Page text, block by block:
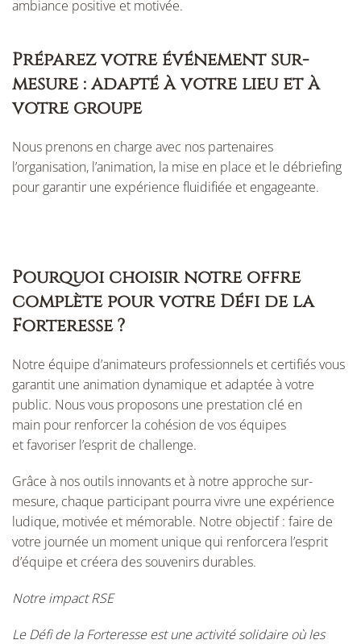
ambiance positive et motivée.
Préparez votre événement sur-
mesure : adapté à votre lieu et à
votre groupe
Nous prenons en charge avec nos partenaires
l’organisation, l’animation, la mise en place et le débriefing
pour garantir une expérience fluidifiée et engageante.
Pourquoi choisir notre offre
complète pour votre Défi de la
Forteresse ?
Notre équipe d’animateurs professionnels et certifiés vous
garantit une animation dynamique et adaptée à votre
public. Nous vous proposons une prestation clé en
main pour renforcer la cohésion de vos équipes
et favoriser l’esprit de challenge.
Grâce à nos outils innovants et à notre approche sur-
mesure, chaque participant pourra vivre une expérience
ludique, motivée et mémorable. Notre objectif : faire de
votre journée un moment unique qui renforcera l’esprit
d’équipe et créera des souvenirs durables.
Notre impact RSE
Le Défi de la Forteresse est une activité solidaire où les